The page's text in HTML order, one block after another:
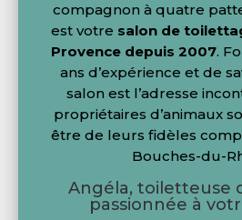
compagnon à quatre
est votre salon de
Provence depuis 2007.
ans d’expérience et de
salon est l’adresse
propriétaires d’animaux
être de leurs fidèles
Bouches-du-
Angéla, toiletteuse
passionnée à